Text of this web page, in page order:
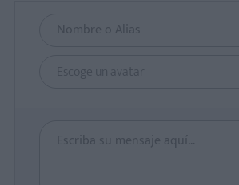
Escoge un avatar